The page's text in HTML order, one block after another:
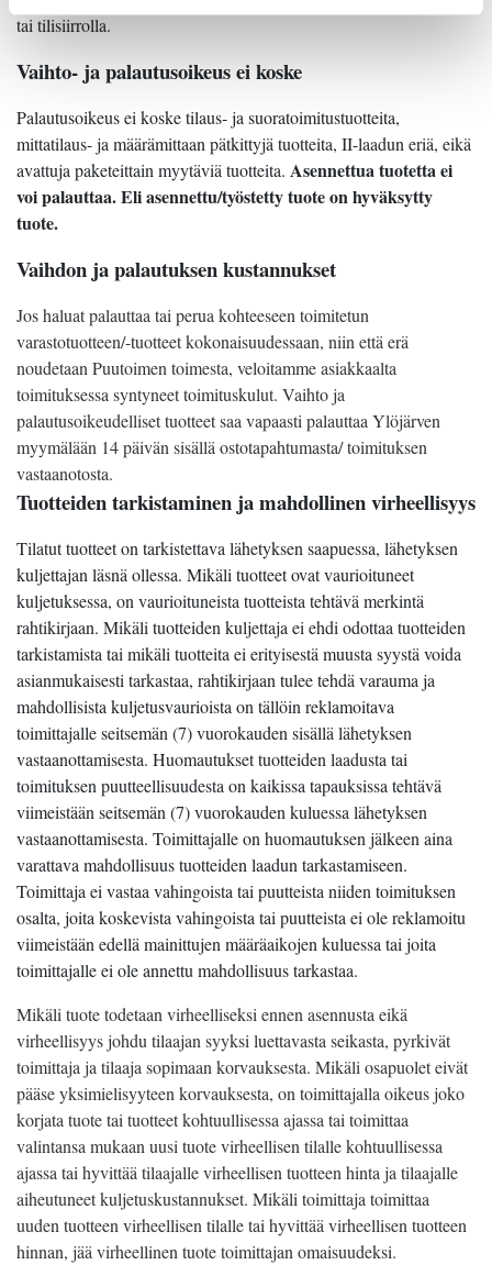
tai tilisiirrolla.
Vaihto- ja palautusoikeus ei koske
Palautusoikeus ei koske tilaus- ja suoratoimitustuotteita,
mittatilaus- ja määrämittaan pätkittyjä tuotteita, II-laadun eriä, eikä
avattuja paketeittain myytäviä tuotteita. Asennettua tuotetta ei
voi palauttaa. Eli asennettu/työstetty tuote on hyväksytty
tuote.
Vaihdon ja palautuksen kustannukset
Jos haluat palauttaa tai perua kohteeseen toimitetun
varastotuotteen/-tuotteet kokonaisuudessaan, niin että erä
noudetaan Puutoimen toimesta, veloitamme asiakkaalta
toimituksessa syntyneet toimituskulut. Vaihto ja
palautusoikeudelliset tuotteet saa vapaasti palauttaa Ylöjärven
myymälään 14 päivän sisällä ostotapahtumasta/ toimituksen
vastaanotosta.
Tuotteiden tarkistaminen ja mahdollinen virheellisyys
Tilatut tuotteet on tarkistettava lähetyksen saapuessa, lähetyksen
kuljettajan läsnä ollessa. Mikäli tuotteet ovat vaurioituneet
kuljetuksessa, on vaurioituneista tuotteista tehtävä merkintä
rahtikirjaan. Mikäli tuotteiden kuljettaja ei ehdi odottaa tuotteiden
tarkistamista tai mikäli tuotteita ei erityisestä muusta syystä voida
asianmukaisesti tarkastaa, rahtikirjaan tulee tehdä varauma ja
mahdollisista kuljetusvaurioista on tällöin reklamoitava
toimittajalle seitsemän (7) vuorokauden sisällä lähetyksen
vastaanottamisesta. Huomautukset tuotteiden laadusta tai
toimituksen puutteellisuudesta on kaikissa tapauksissa tehtävä
viimeistään seitsemän (7) vuorokauden kuluessa lähetyksen
vastaanottamisesta. Toimittajalle on huomautuksen jälkeen aina
varattava mahdollisuus tuotteiden laadun tarkastamiseen.
Toimittaja ei vastaa vahingoista tai puutteista niiden toimituksen
osalta, joita koskevista vahingoista tai puutteista ei ole reklamoitu
viimeistään edellä mainittujen määräaikojen kuluessa tai joita
toimittajalle ei ole annettu mahdollisuus tarkastaa.
Mikäli tuote todetaan virheelliseksi ennen asennusta eikä
virheellisyys johdu tilaajan syyksi luettavasta seikasta, pyrkivät
toimittaja ja tilaaja sopimaan korvauksesta. Mikäli osapuolet eivät
pääse yksimielisyyteen korvauksesta, on toimittajalla oikeus joko
korjata tuote tai tuotteet kohtuullisessa ajassa tai toimittaa
valintansa mukaan uusi tuote virheellisen tilalle kohtuullisessa
ajassa tai hyvittää tilaajalle virheellisen tuotteen hinta ja tilaajalle
aiheutuneet kuljetuskustannukset. Mikäli toimittaja toimittaa
uuden tuotteen virheellisen tilalle tai hyvittää virheellisen tuotteen
hinnan, jää virheellinen tuote toimittajan omaisuudeksi.